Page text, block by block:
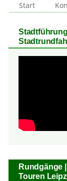
Start
Rundgänge
Touren